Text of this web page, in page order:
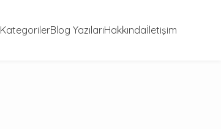
KategorilerBlog YazılarıHakkındaİletişim